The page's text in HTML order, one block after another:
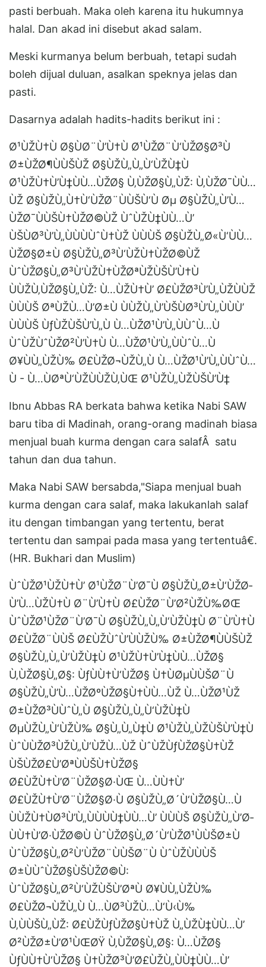
pasti berbuah. Maka oleh karena itu hukumnya
halal. Dan akad ini disebut akad salam.
Meski kurmanya belum berbuah, tetapi sudah
boleh dijual duluan, asalkan speknya jelas dan
pasti.
Dasarnya adalah hadits-hadits berikut ini :
Ø¹ÙŽÙ†Ù Ø§ÙØ¨Ù’Ù†Ù Ø¹ÙŽØ¨Ù‘ÙŽØ§Ø³Ù
Ø±ÙŽØ¶ÙÙŠÙŽ Ø§ÙŽÙ„Ù„Ù‘ÙŽÙ‡Ù
Ø¹ÙŽÙ†Ù’Ù‡ÙÙ…ÙŽØ§ Ù‚ÙŽØ§Ù„ÙŽ: Ù‚ÙŽØ¯ÙÙ…
ÙŽ Ø§ÙŽÙ„Ù†Ù‘ÙŽØ¨ÙÙŠÙ‘Ù Øµ Ø§ÙŽÙ„Ù’Ù…
ÙŽØ¯ÙÙŠÙ†ÙŽØ©ÙŽ ÙˆÙŽÙ‡ÙÙ…Ù’
ÙŠÙØ³Ù’Ù„ÙÙÙÙˆÙ†ÙŽ ÙÙÙŠ Ø§ÙŽÙ„Ø«Ù‘ÙÙ…
ÙŽØ§Ø±Ù Ø§ÙŽÙ„Ø³Ù‘ÙŽÙ†ÙŽØ©ÙŽ
ÙˆÙŽØ§Ù„Ø³Ù‘ÙŽÙ†ÙŽØªÙŽÙŠÙ’Ù†Ù
ÙÙŽÙ‚ÙŽØ§Ù„ÙŽ: Ù…ÙŽÙ†Ù’ Ø£ÙŽØ³Ù’Ù„ÙŽÙÙŽ
ÙÙÙŠ ØªÙŽÙ…Ù’Ø±Ù ÙÙŽÙ„Ù’ÙŠÙØ³Ù’Ù„ÙÙÙ’
ÙÙÙŠ ÙƒÙŽÙŠÙ’Ù„Ù Ù…ÙŽØ¹Ù’Ù„ÙÙˆÙ…Ù
ÙˆÙŽÙˆÙŽØ²Ù’Ù†Ù Ù…ÙŽØ¹Ù’Ù„ÙÙˆÙ…Ù
Ø¥ÙÙ„ÙŽÙ‰ Ø£ÙŽØ¬ÙŽÙ„Ù Ù…ÙŽØ¹Ù’Ù„ÙÙˆÙ…
Ù - Ù…ÙØªÙ‘ÙŽÙÙŽÙ‚ÙŒ Ø¹ÙŽÙ„ÙŽÙŠÙ’Ù‡
Ibnu Abbas RA berkata bahwa ketika Nabi SAW
baru tiba di Madinah, orang-orang madinah biasa
menjual buah kurma dengan cara salafÂ satu
tahun dan dua tahun.
Maka Nabi SAW bersabda,"Siapa menjual buah
kurma dengan cara salaf, maka lakukanlah salaf
itu dengan timbangan yang tertentu, berat
tertentu dan sampai pada masa yang tertentuâ€.
(HR. Bukhari dan Muslim)
ÙˆÙŽØ¹ÙŽÙ†Ù’ Ø¹ÙŽØ¨Ù’Ø¯Ù Ø§ÙŽÙ„Ø±Ù‘ÙŽØ­
Ù’Ù…ÙŽÙ†Ù Ø¨Ù’Ù†Ù Ø£ÙŽØ¨Ù’Ø²ÙŽÙ‰ØŒ
ÙˆÙŽØ¹ÙŽØ¨Ù’Ø¯Ù Ø§ÙŽÙ„Ù„Ù‘ÙŽÙ‡Ù Ø¨Ù’Ù†Ù
Ø£ÙŽØ¨ÙÙŠ Ø£ÙŽÙˆÙ’ÙÙŽÙ‰ Ø±ÙŽØ¶ÙÙŠÙŽ
Ø§ÙŽÙ„Ù„Ù‘ÙŽÙ‡Ù Ø¹ÙŽÙ†Ù’Ù‡ÙÙ…ÙŽØ§
Ù‚ÙŽØ§Ù„Ø§: ÙƒÙÙ†Ù‘ÙŽØ§ Ù†ÙØµÙÙŠØ¨Ù
Ø§ÙŽÙ„Ù’Ù…ÙŽØºÙŽØ§Ù†ÙÙ…ÙŽ Ù…ÙŽØ¹ÙŽ
Ø±ÙŽØ³ÙÙˆÙ„Ù Ø§ÙŽÙ„Ù„Ù‘ÙŽÙ‡Ù
ØµÙŽÙ„Ù‘ÙŽÙ‰ Ø§Ù„Ù„Ù‡Ù Ø¹ÙŽÙ„ÙŽÙŠÙ’Ù‡Ù
ÙˆÙÙŽØ³ÙŽÙ„Ù‘ÙŽÙ…ÙŽ ÙˆÙŽÙƒÙŽØ§Ù†ÙŽ
ÙŠÙŽØ£Ù’ØªÙÙŠÙ†ÙŽØ§
Ø£ÙŽÙ†Ù’Ø¨ÙŽØ§Ø·ÙŒ Ù…ÙÙ†Ù’
Ø£ÙŽÙ†Ù’Ø¨ÙŽØ§Ø·Ù Ø§ÙŽÙ„Ø´Ù‘ÙŽØ§Ù…Ù
ÙÙŽÙ†ÙØ³Ù’Ù„ÙÙÙÙ‡ÙÙ…Ù’ ÙÙÙŠ Ø§ÙŽÙ„Ù’Ø­
ÙÙ†Ù’Ø·ÙŽØ©Ù ÙˆÙŽØ§Ù„Ø´Ù‘ÙŽØ¹ÙÙŠØ±Ù
ÙˆÙŽØ§Ù„Ø²Ù‘ÙŽØ¨ÙÙŠØ¨Ù ÙˆÙŽÙÙÙŠ
Ø±ÙÙˆÙŽØ§ÙŠÙŽØ©Ù:
ÙˆÙŽØ§Ù„Ø²Ù‘ÙŽÙŠÙ’ØªÙ Ø¥ÙÙ„ÙŽÙ‰
Ø£ÙŽØ¬ÙŽÙ„Ù Ù…ÙØ³ÙŽÙ…Ù‘Ù‹Ù‰
Ù‚ÙÙŠÙ„ÙŽ: Ø£ÙŽÙƒÙŽØ§Ù†ÙŽ Ù„ÙŽÙ‡ÙÙ…Ù’
Ø²ÙŽØ±Ù’Ø¹ÙŒØŸ Ù‚ÙŽØ§Ù„Ø§: Ù…ÙŽØ§
ÙƒÙÙ†Ù‘ÙŽØ§ Ù†ÙŽØ³Ù’Ø£ÙŽÙ„ÙÙ‡ÙÙ…Ù’